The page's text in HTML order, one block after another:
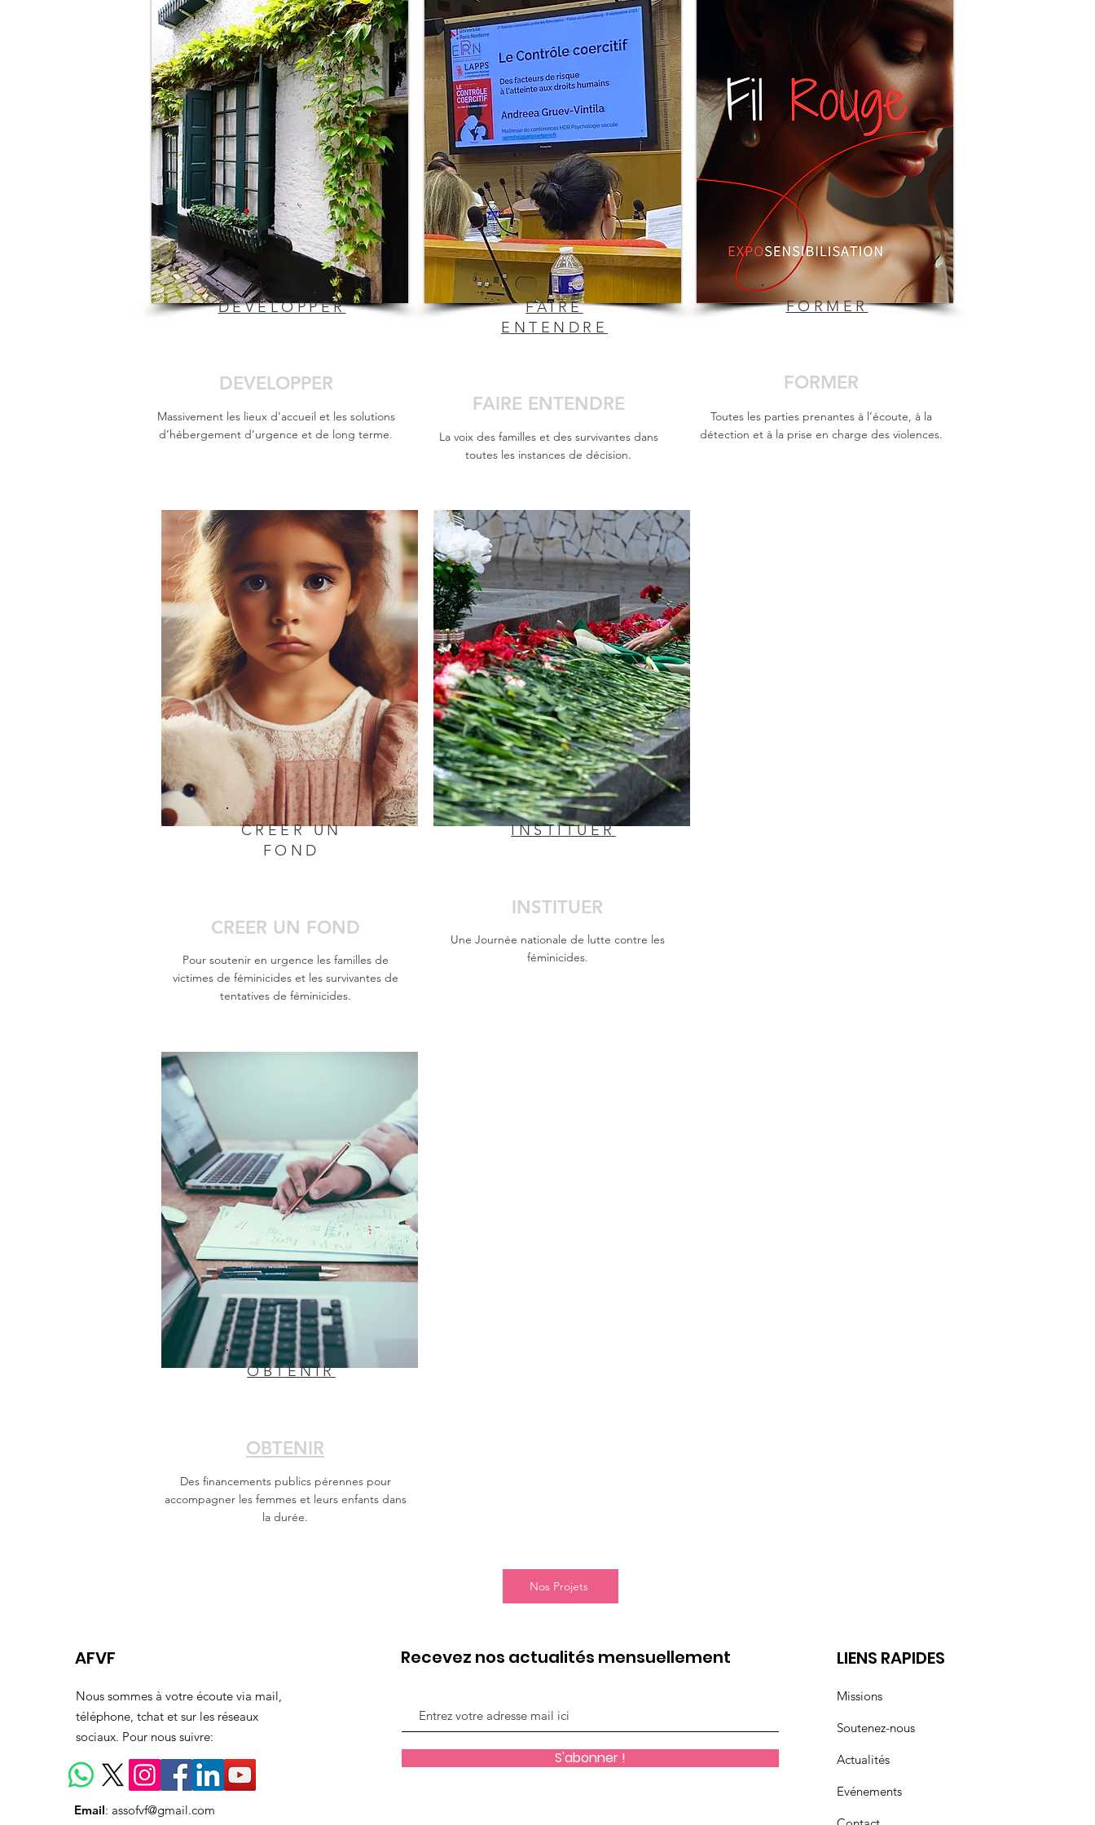
DEVELOPPER
DEVELOPPER
Massivement les lieux d’accueil et les solutions
d’hébergement d’urgence et de long terme.
FAIRE
ENTENDRE
FAIRE ENTENDRE
La voix des familles et des survivantes dans
toutes les instances de décision.
FORMER
FORMER
Toutes les parties prenantes à l’écoute, à la
détection et à la prise en charge des violences.
CREER UN
FOND
CREER UN FOND
Pour soutenir en urgence les familles de
victimes de féminicides et les survivantes de
tentatives de féminicides.
INSTITUER
INSTITUER
Une Journée nationale de lutte contre les
féminicides.
OBTENIR
OBTENIR
Des financements publics pérennes pour
accompagner les femmes et leurs enfants dans
la durée.
Nos Projets
AFVF
Nous sommes à votre écoute via mail,
téléphone, tchat et sur les réseaux
sociaux. Pour nous suivre:
Email: assofvf@gmail.com
Recevez nos actualités mensuellement
S'abonner !
LIENS RAPIDES
Missions
Soutenez-nous
Actualités
Evénements